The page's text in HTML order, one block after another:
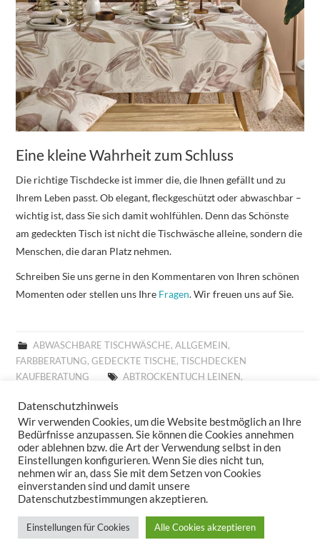
Eine kleine Wahrheit zum Schluss
Die richtige Tischdecke ist immer die, die Ihnen gefällt und zu
Ihrem Leben passt. Ob elegant, fleckgeschützt oder abwaschbar –
wichtig ist, dass Sie sich damit wohlfühlen. Denn das Schönste
am gedeckten Tisch ist nicht die Tischwäsche alleine, sondern die
Menschen, die daran Platz nehmen.
Schreiben Sie uns gerne in den Kommentaren von Ihren schönen
Momenten oder stellen uns Ihre Fragen. Wir freuen uns auf Sie.
ABWASCHBARE TISCHWÄSCHE, ALLGEMEIN ,
FARBBERATUNG,GEDECKTE TISCHE,TISCHDECKEN
KAUFBERATUNG
ABTROCKENTUCH LEINEN,
ABTROCKENTÜCHER SANDER
ABWASCHBARE TISCHSETS,ABWASCHBARE TISCHWÄSCHE,
ABWASCHBARES TISCHSET ,ABWASCHBARES TISCHTUCH,
ABWASCHTUCH SANDER
ABWASCHTÜCHER SANDER
ABWISCHBARE TISCHDECKE, ABWISCHBARE TISCHDECKEN
ABWISCHBARE TISCHLÄUFER,ABWISCHBARE TISCHTÜCHER
ABWISCHBARES TISCHTUCH,ALLROUND BASKET FRÜHLING
ALLROUND BASKET GOBELIN,ALLROUND BASKET
WEIHNACHTEN,ALLTAGSTISCHDECKE,AUFLEGER GOBELIN
Datenschutzhinweis
Wir verwenden Cookies, um die Website bestmöglich an Ihre
Bedürfnisse anzupassen. Sie können die Cookies annehmen
oder ablehnen bzw. die Art der Verwendung selbst in den
Einstellungen konfigurieren. Wenn Sie dies nicht tun,
nehmen wir an, dass Sie mit dem Setzen von Cookies
einverstanden sind und damit unsere
Datenschutzbestimmungen akzeptieren.
Einstellungen für Cookies Alle Cookies akzeptieren